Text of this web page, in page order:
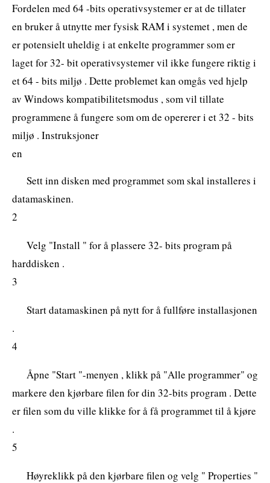
Fordelen med 64 -bits operativsystemer er at de tillater
en bruker å utnytte mer fysisk RAM i systemet , men de
er potensielt uheldig i at enkelte programmer som er
laget for 32- bit operativsystemer vil ikke fungere riktig i
et 64 - bits miljø . Dette problemet kan omgås ved hjelp
av Windows kompatibilitetsmodus , som vil tillate
programmene å fungere som om de opererer i et 32 - bits
miljø . Instruksjoner
en
Sett inn disken med programmet som skal installeres i
datamaskinen.
2
Velg "Install " for å plassere 32- bits program på
harddisken .
3
Start datamaskinen på nytt for å fullføre installasjonen
.
4
Åpne "Start "-menyen , klikk på "Alle programmer" og
markere den kjørbare filen for din 32-bits program . Dette
er filen som du ville klikke for å få programmet til å kjøre
.
5
Høyreklikk på den kjørbare filen og velg " Properties "